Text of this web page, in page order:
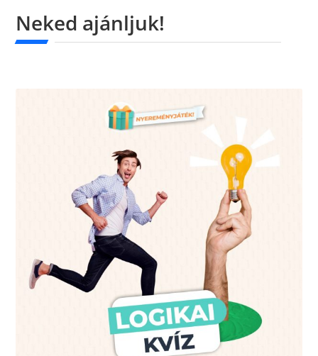
Neked ajánljuk!